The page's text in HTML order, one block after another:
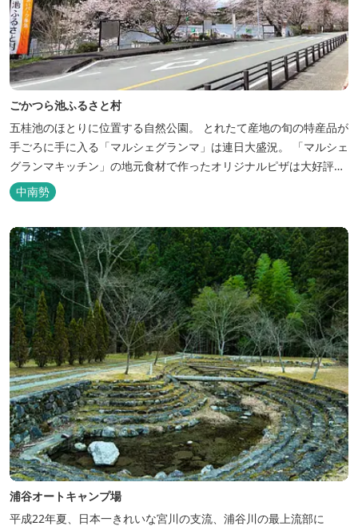
ごかつら池ふるさと村
五桂池のほとりに位置する自然公園。 とれたて産地の旬の特産品が
手ごろに手に入る「マルシェグランマ」は連日大盛況。 「マルシェ
グランマキッチン」の地元食材で作ったオリジナルピザは大好評！
バーベキューも楽しめます。食材と必要な道具がセットになった
「手ぶらバーベキューセット」も人気です。 『ごかつら池どうぶつ
パーク』近くにあります。 多気町観光協会のフェイスブックでは多
気町のローカ...
中南勢
浦谷オートキャンプ場
平成22年夏、日本一きれいな宮川の支流、浦谷川の最上流部に